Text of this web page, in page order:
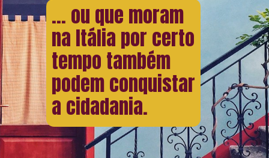
... ou que moram
na Itália por certo
tempo também
podem conquistar
a cidadania.